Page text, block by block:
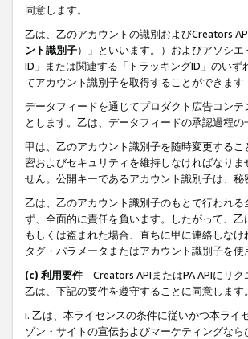
同意します。
乙は、乙のアカウントの識別およびCreators
ント識別子）」といいます。）およびアソシ
ID」または関連する「トラッキングID」のい
てアカウント識別子を取得することができます
データフィードを通じてプロダクト広告コン
とします。乙は、データフィードの承認過程
甲は、乙のアカウント識別子を随時変更する
密およびセキュリティを維持しなければなり
せん。公開キーであるアカウント識別子は、秘
乙は、乙のアカウント識別子のもとで行われ
ず、全面的に責任を負います。したがって、
もしくは盗まれた場合、直ちに甲に連絡しな
タグ・パラメータまたはアカウント識別子を使
(c) 利用要件 Creators APIまたはPA APIにリ
乙は、下記の要件を遵守することに同意します。
i. 乙は、本ライセンスの条件に従いかつ本ラ
ゾン・サイトの宣伝およびマーケティングな